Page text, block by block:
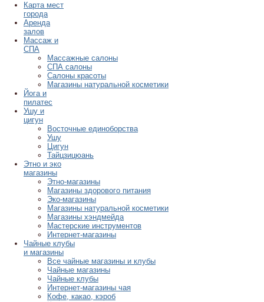
Карта мест
города
Аренда
залов
Массаж и
СПА
Массажные салоны
СПА салоны
Салоны красоты
Магазины натуральной косметики
Йога и
пилатес
Ушу и
цигун
Восточные единоборства
Ушу
Цигун
Тайцзицюань
Этно и эко
магазины
Этно-магазины
Магазины здорового питания
Эко-магазины
Магазины натуральной косметики
Магазины хэндмейда
Мастерские инструментов
Интернет-магазины
Чайные клубы
и магазины
Все чайные магазины и клубы
Чайные магазины
Чайные клубы
Интернет-магазины чая
Кофе, какао, кэроб